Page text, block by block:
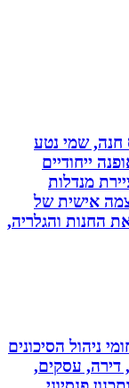
שמי נטע
ייחודיים
מנדלות
אישית של
והגלריה,
ניהול הסיכונים
עסקים,